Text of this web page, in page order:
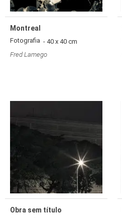
Montreal
Fotografia - 40 x 40 cm
Fred Lamego
Obra sem título